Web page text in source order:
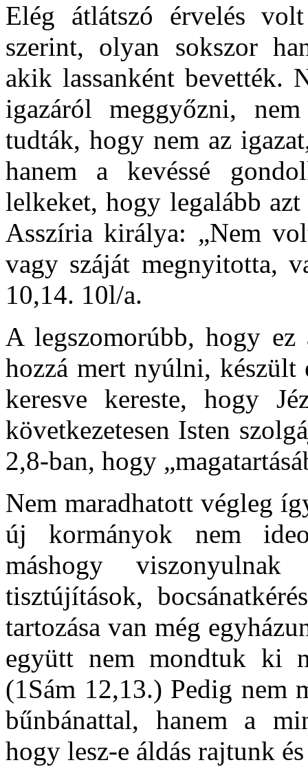
Elég átlátszó érvelés
szerint, olyan sokszor
akik lassanként bevették.
igazáról meggyőzni,
tudták, hogy nem az
hanem a kevéssé
lelkeket, hogy legalább
Asszíria királya: „Nem
vagy száját megnyitotta,
10,14. 10l/a.
A legszomorúbb, hogy
hozzá mert nyúlni,
keresve kereste, hogy
következetesen Isten
2,8-ban, hogy
Nem maradhatott végleg
új kormányok nem
máshogy
tisztújítások,
tartozása van még
együtt nem mondtuk ki
(1Sám 12,13.) Pedig nem
bűnbánattal, hanem a
hogy lesz-e áldás rajtunk